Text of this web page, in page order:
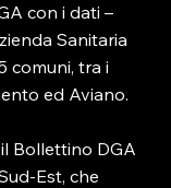
con i dati –
Sanitaria
comuni, tra i
ed Aviano.
Bollettino DGA
Est, che